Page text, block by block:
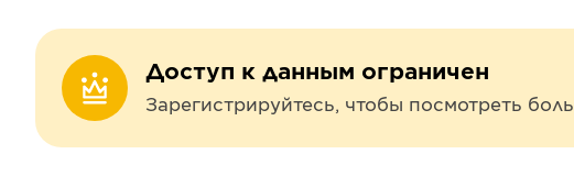
Доступ к данным ограничен
Зарегистрируйтесь, чтобы посмотреть